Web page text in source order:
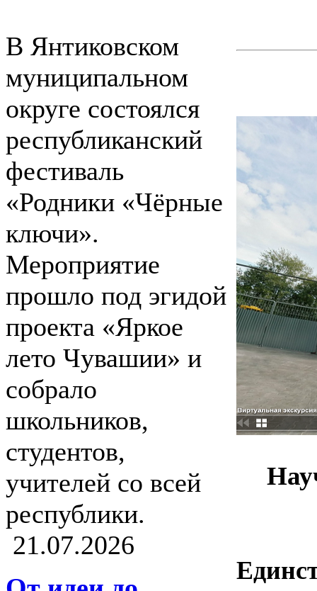
В Янтиковском
муниципальном
округе состоялся
республиканский
фестиваль
«Родники «Чёрные
ключи».
Мероприятие
прошло под эгидой
проекта «Яркое
лето Чувашии» и
собрало
школьников,
студентов,
учителей со всей
республики.
21.07.2026